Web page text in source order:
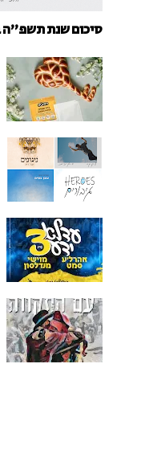
סיכום שנת תשפ"ה